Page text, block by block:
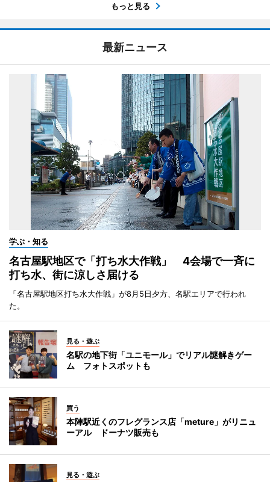
もっと見る
最新ニュース
学ぶ・知る
名古屋駅地区で「打ち水大作戦」 4会場で一斉に
打ち水、街に涼しさ届ける
「名古屋駅地区打ち水大作戦」が8月5日夕方、名駅エリアで行われ
た。
見る・遊ぶ
名駅の地下街「ユニモール」でリアル謎解きゲー
ム フォトスポットも
買う
本陣駅近くのフレグランス店「meture」がリニュ
ーアル ドーナツ販売も
見る・遊ぶ